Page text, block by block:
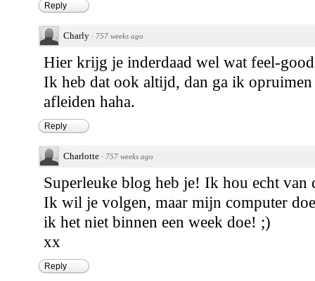
Reply
Charly · 757 weeks ago
Hier krijg je inderdaad wel wat feel-
Ik heb dat ook altijd, dan ga ik
afleiden haha.
Reply
Charlotte · 757 weeks ago
Superleuke blog heb je! Ik hou echt
Ik wil je volgen, maar mijn computer
ik het niet binnen een week doe! ;)
xx
Reply